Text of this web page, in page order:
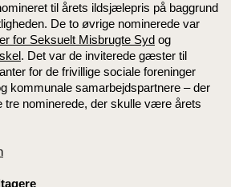
til årets ildsjælepris på baggrund
De to øvrige nominerede var
for Seksuelt Misbrugte Syd og
. Det var de inviterede gæster til
for de frivillige sociale foreninger
kommunale samarbejdspartnere – der
tre nominerede, der skulle være årets